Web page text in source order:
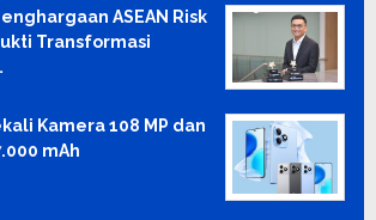
ASEAN Risk
Transformasi
Kamera 108 MP dan
mAh